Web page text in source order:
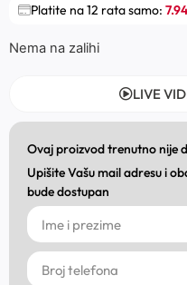
Platite na 12 rata samo:
Nema na zalihi
LIVE
Ovaj proizvod trenutno nije
Upišite Vašu mail adresu i
bude dostupan